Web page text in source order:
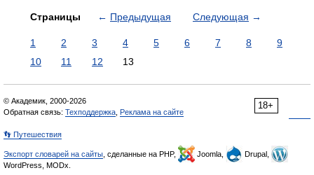
Страницы ← Предыдущая Следующая →
1 2 3 4 5 6 7 8
9
10
11 12 13
18+
© Академик, 2000-2026
Обратная связь: Техподдержка Реклама на сайте
👣 Путешествия
Экспорт словарей на сайты , сделанные на PHP, Joomla,
Drupal,
WordPress, MODx.